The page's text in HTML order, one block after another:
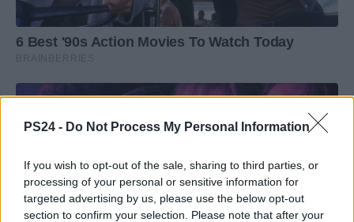
PS24 - Do Not Process My Personal Information
If you wish to opt-out of the sale, sharing to third parties, or
processing of your personal or sensitive information for
targeted advertising by us, please use the below opt-out
section to confirm your selection. Please note that after your